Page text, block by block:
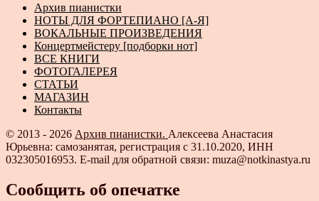
Архив пианистки
НОТЫ ДЛЯ ФОРТЕПИАНО [А-Я]
ВОКАЛЬНЫЕ ПРОИЗВЕДЕНИЯ
Концертмейстеру [подборки нот]
ВСЕ КНИГИ
ФОТОГАЛЕРЕЯ
СТАТЬИ
МАГАЗИН
Контакты
© 2013 - 2026 Архив пианистки. Алексеева Анастасия
Юрьевна: самозанятая, регистрация с 31.10.2020, ИНН
032305016953. E-mail для обратной связи: muza@notkinastya.ru
Сообщить об опечатке